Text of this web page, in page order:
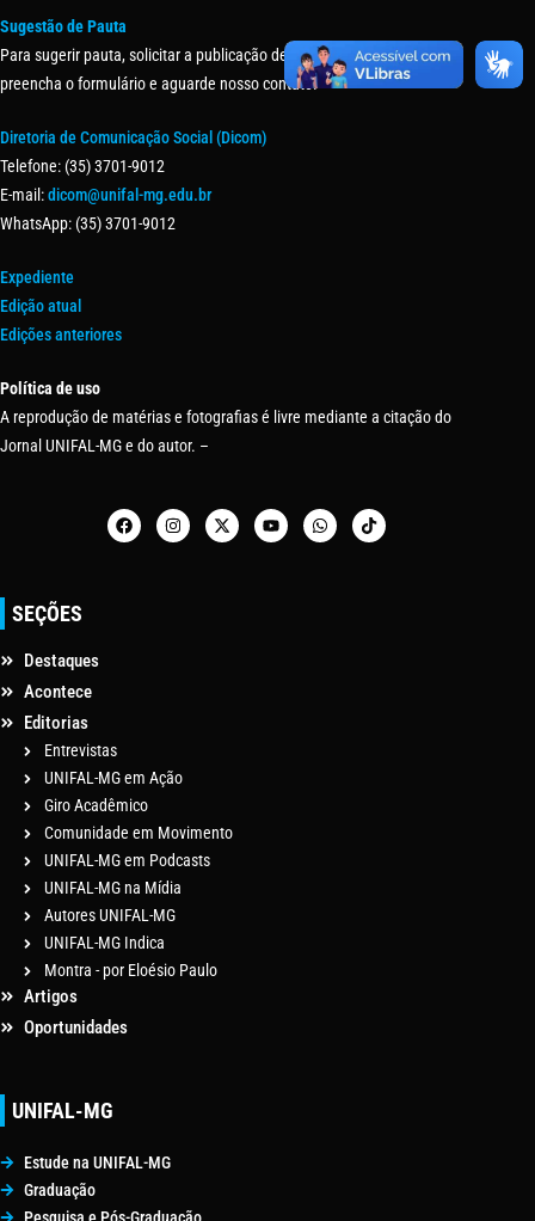
Sugestão de Pauta
Para sugerir pauta, solicitar a publicação de uma matéria ou evento,
preencha o formulário e aguarde nosso contato.
Diretoria de Comunicação Social (Dicom)
Telefone: (35) 3701-9012
E-mail:dicom@unifal-mg.edu.br
WhatsApp: (35) 3701-9012
Expediente
Edição atual
Edições anteriores
Política de uso
A reprodução de matérias e fotografias é livre mediante a citação do
Jornal UNIFAL-MG e do autor. –
SEÇÕES
Destaques
Acontece
Editorias
Entrevistas
UNIFAL-MG em Ação
Giro Acadêmico
Comunidade em Movimento
UNIFAL-MG em Podcasts
UNIFAL-MG na Mídia
Autores UNIFAL-MG
UNIFAL-MG Indica
Montra - por Eloésio Paulo
Artigos
Oportunidades
UNIFAL-MG
Estude na UNIFAL-MG
Graduação